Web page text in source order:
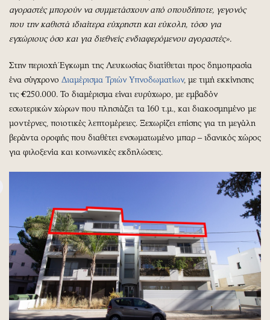
αγοραστές μπορούν να συμμετάσχουν από οπουδήποτε, γεγονός
που την καθιστά ιδιαίτερα εύχρηστη και εύκολη, τόσο για
εγχώριους όσο και για διεθνείς ενδιαφερόμενου αγοραστές».
Στην περιοχή Έγκωμη της Λευκωσίας διατίθεται προς δημοπρασία
ένα σύγχρονο Διαμέρισμα Τριών Υπνοδωματίων, με τιμή εκκίνησης
τις €250.000. Το διαμέρισμα είναι ευρύχωρο, με εμβαδόν
εσωτερικών χώρων που πλησιάζει τα 160 τ.μ., και διακοσμημένο με
μοντέρνες, ποιοτικές λεπτομέρειες. Ξεχωρίζει επίσης για τη μεγάλη
βεράντα οροφής που διαθέτει ενσωματωμένο μπαρ – ιδανικός χώρος
για φιλοξενία και κοινωνικές εκδηλώσεις.